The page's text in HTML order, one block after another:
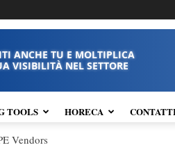
ANCHE TU E MOLTIPLICA
VISIBILITÀ NEL SETTORE
TOOLS HORECA
Vendors